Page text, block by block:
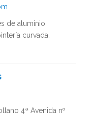
de aluminio.
curvada.
4ª Avenida nº